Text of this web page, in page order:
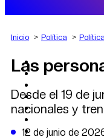
AGRO
DEPORTES
POLÍTICA
CAMBIO
DATA FIRME
DE LA
Inicio Política
Las
Desde el 19 de
nacionales y
12 de junio de